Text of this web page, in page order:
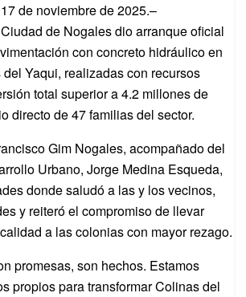
de noviembre de 2025.–
de Nogales dio arranque oficial
con concreto hidráulico en
Yaqui, realizadas con recursos
total superior a 4.2 millones de
directo de 47 familias del sector.
Gim Nogales, acompañado del
Urbano, Jorge Medina Esqueda,
donde saludó a las y los vecinos,
y reiteró el compromiso de llevar
a las colonias con mayor rezago.
promesas, son hechos. Estamos
propios para transformar Colinas del